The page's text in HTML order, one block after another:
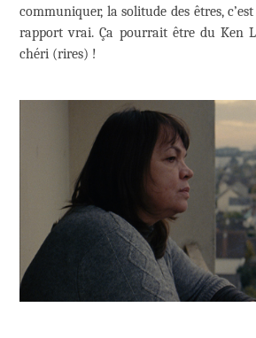
communiquer, la solitude des êtres,
rapport vrai. Ça pourrait être du Ken
chéri (rires) !